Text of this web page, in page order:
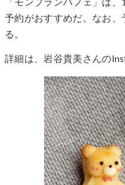
「モンブランパフェ」は
予約がおすすめだ。なお
る。
詳細は、岩谷貴美さんの